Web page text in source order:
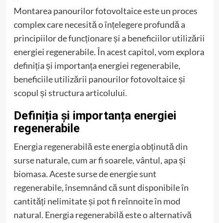
Montarea panourilor fotovoltaice este un proces
complex care necesită o înțelegere profundă a
principiilor de funcționare și a beneficiilor utilizării
energiei regenerabile. În acest capitol, vom explora
definiția și importanța energiei regenerabile,
beneficiile utilizării panourilor fotovoltaice și
scopul și structura articolului.
Definiția și importanța energiei
regenerabile
Energia regenerabilă este energia obținută din
surse naturale, cum ar fi soarele, vântul, apa și
biomasa. Aceste surse de energie sunt
regenerabile, însemnând că sunt disponibile în
cantități nelimitate și pot fi reînnoite în mod
natural. Energia regenerabilă este o alternativă